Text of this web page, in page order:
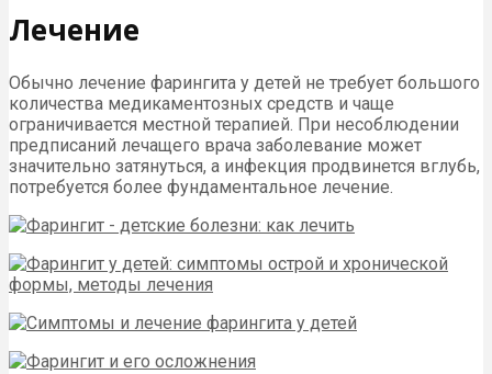
Лечение
Обычно лечение фарингита у детей не требует большого
количества медикаментозных средств и чаще
ограничивается местной терапией. При несоблюдении
предписаний лечащего врача заболевание может
значительно затянуться, а инфекция продвинется вглубь,
потребуется более фундаментальное лечение.